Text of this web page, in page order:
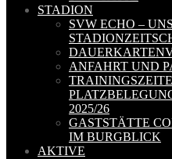
STADION
SVW ECHO –
ANFAHRT UND
2025/26
GASTSTÄTTE
IM BURGBLICK
AKTIVE